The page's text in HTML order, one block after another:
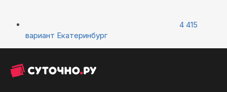
4 415
вариант Екатеринбург